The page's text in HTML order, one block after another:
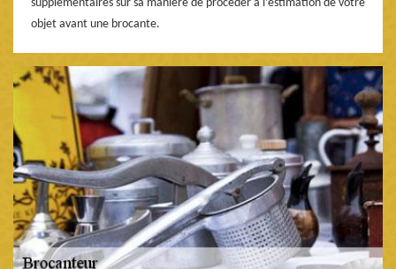
supplémentaires sur sa manière de procéder à l’estimation de votre
objet avant une brocante.